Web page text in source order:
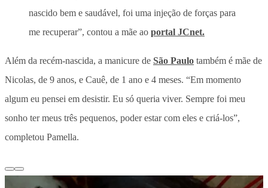
nascido bem e saudável, foi uma injeção de forças para
me recuperar”, contou a mãe ao portal JCnet.
Além da recém-nascida, a manicure de São Paulo também é mãe de
Nicolas, de 9 anos, e Cauê, de 1 ano e 4 meses. “Em momento
algum eu pensei em desistir. Eu só queria viver. Sempre foi meu
sonho ter meus três pequenos, poder estar com eles e criá-los”,
completou Pamella.